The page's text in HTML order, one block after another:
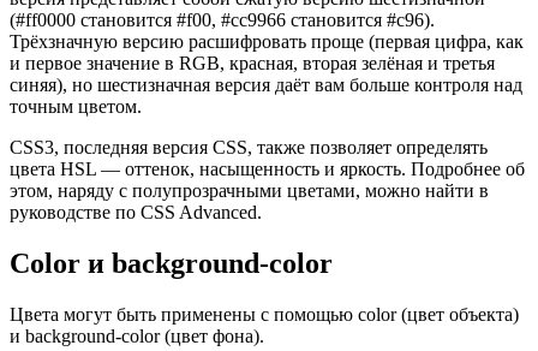
(#ff0000 становится #f00, #cc9966 становится #c96).
Трёхзначную версию расшифровать проще (первая цифра, как
и первое значение в RGB, красная, вторая зелёная и третья
синяя), но шестизначная версия даёт вам больше контроля над
точным цветом.
CSS3, последняя версия CSS, также позволяет определять
цвета HSL — оттенок, насыщенность и яркость. Подробнее об
этом, наряду с полупрозрачными цветами, можно найти в
руководстве по CSS Advanced.
Color и background-color
Цвета могут быть применены с помощью color (цвет объекта)
и background-color (цвет фона).